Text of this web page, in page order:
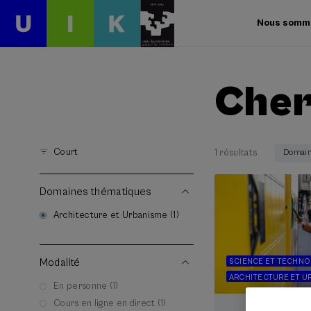
Nous
Court
Domaines thématiques
Architecture et Urbanisme (1)
Modalité
En personne (1)
Cours en ligne en direct (1)
1 résultats
SCIENCE ET
ARCHITECTURE ET